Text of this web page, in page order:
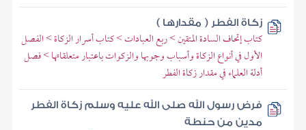
زكاة الفطر ( مقدارها )
كتاب إتحاف السادة المتقين > ربع العبادات > كتاب أسرار الزكاة > الفصل
الأول في أنواع الزكاة وأسباب وجوبها والزكوات باعتبار متعلقاتها > فصل
أدلة العلماء في مقدار زكاة الفطر
فرض رسول الله صلى الله عليه وسلم زكاة الفطر
مدين من حنطة